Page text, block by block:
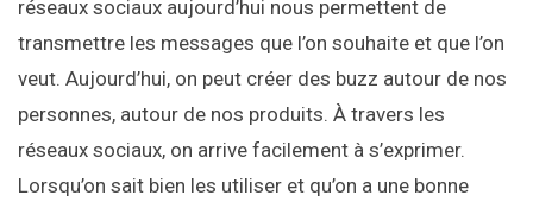
réseaux sociaux aujourd’hui nous permettent de
transmettre les messages que l’on souhaite et que l’on
veut. Aujourd’hui, on peut créer des buzz autour de nos
personnes, autour de nos produits. À travers les
réseaux sociaux, on arrive facilement à s’exprimer.
Lorsqu’on sait bien les utiliser et qu’on a une bonne